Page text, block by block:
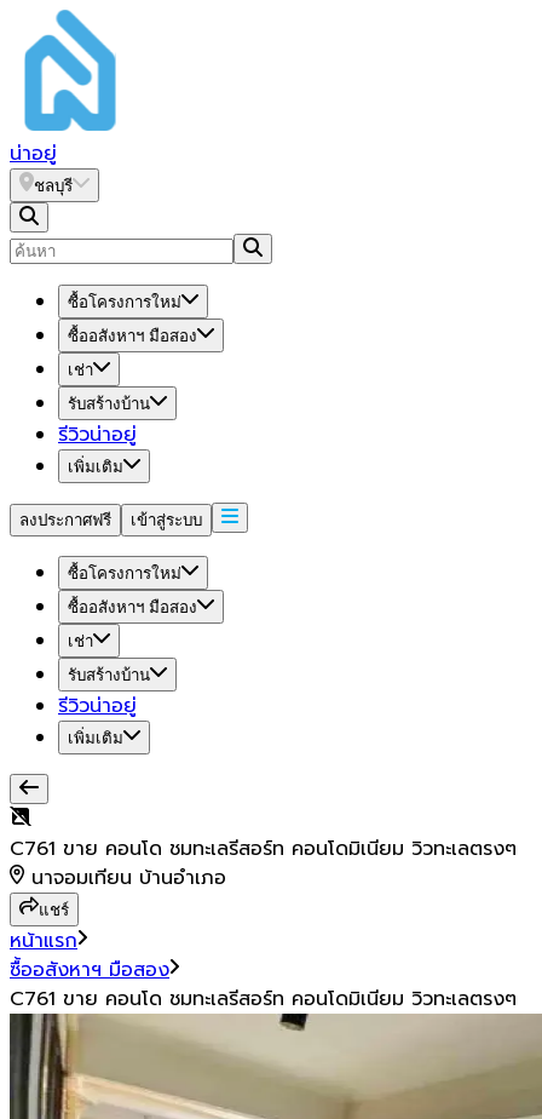
น่าอยู่
ชลบุรี
ซื้อโครงการใหม่
ซื้ออสังหาฯ มือสอง
เช่า
รับสร้างบ้าน
รีวิวน่าอยู่
เพิ่มเติม
ลงประกาศฟรี เข้าสู่ระบบ
ซื้อโครงการใหม่
ซื้ออสังหาฯ มือสอง
เช่า
รับสร้างบ้าน
รีวิวน่าอยู่
เพิ่มเติม
C761 ขาย คอนโด ชมทะเลรีสอร์ท คอนโดมิเนียม วิวทะเลตรงๆ
นาจอมเทียน บ้านอำเภอ
แชร์
หน้าแรก
ซื้ออสังหาฯ มือสอง
C761 ขาย คอนโด ชมทะเลรีสอร์ท คอนโดมิเนียม วิวทะเลตรงๆ